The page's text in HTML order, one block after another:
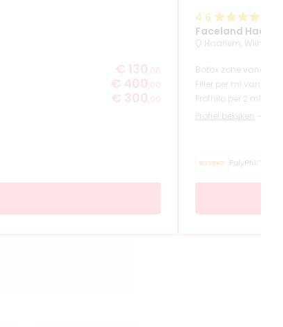
€ 130 ,00
€ 400 ,00
€ 300 ,00
4.6
Faceland
Haarlem,
Botox zone vanaf
Filler per ml vanaf
Profhilo per 2 ml
Profiel bekijken